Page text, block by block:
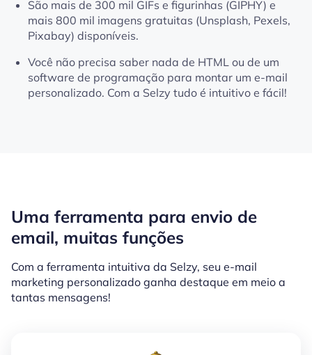
São mais de 300 mil GIFs e figurinhas (GIPHY) e
mais 800 mil imagens gratuitas (Unsplash, Pexels,
Pixabay) disponíveis.
Você não precisa saber nada de HTML ou de um
software de programação para montar um e-mail
personalizado. Com a Selzy tudo é intuitivo e fácil!
Uma ferramenta para envio de
email, muitas funções
Com a ferramenta intuitiva da Selzy, seu e-mail
marketing personalizado ganha destaque em meio a
tantas mensagens!